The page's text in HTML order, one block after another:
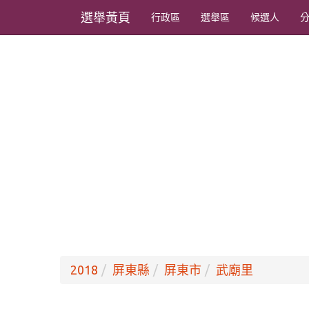
選舉黃頁 行政區 選舉區 候選人
2018 屏東縣 屏東市 武廟里